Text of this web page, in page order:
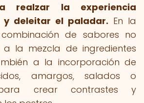
realzar la experiencia
y deleitar el paladar. En la
de sabores no
a la mezcla de ingredientes
a la incorporación de
amargos, salados o
crear contrastes y